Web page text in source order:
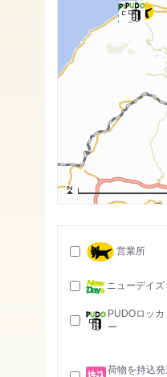
営業所
ニューデイズ
PUDOロッカ
ー
荷物を持込発